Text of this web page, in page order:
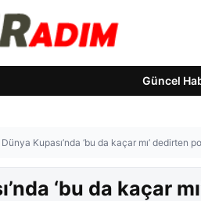
Güncel
Dünya Kupası’nda ‘bu da kaçar mı’ dedirten
‘bu da kaçar